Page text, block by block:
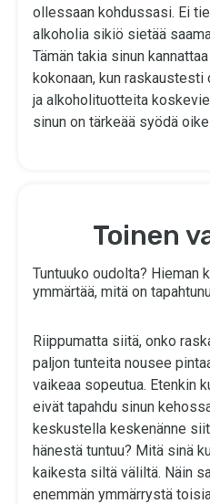
ollessaan kohdussasi. Ei
alkoholia sikiö sietää
Tämän takia sinun
kokonaan, kun raskaustesti
ja alkoholituotteita
sinun on tärkeää syödä
Toinen
Tuntuuko oudolta? Hieman
ymmärtää, mitä on
Riippumatta siitä, onko
paljon tunteita nousee
vaikeaa sopeutua. Etenkin
eivät tapahdu sinun
keskustella keskenänne
hänestä tuntuu? Mitä sinä
kaikesta siltä väliltä. Näin
enemmän ymmärrystä